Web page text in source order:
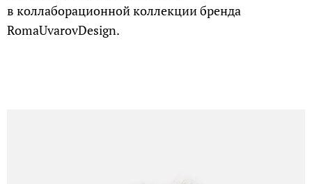
в коллаборационной коллекции бренда
RomaUvarovDesign.